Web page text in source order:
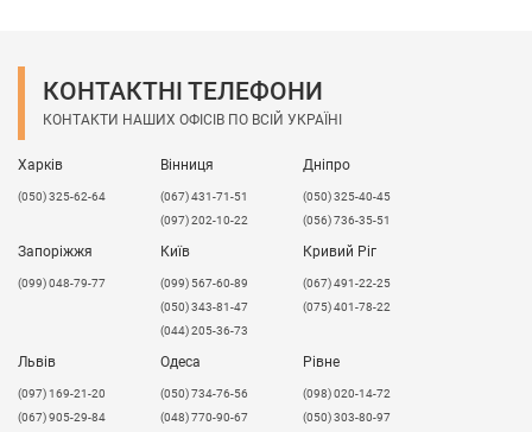
Екструдований акрил придатний для використання в
харчовій промисловості.
КОНТАКТНІ ТЕЛЕФОНИ
КОНТАКТИ НАШИХ ОФІСІВ ПО ВСІЙ УКРАЇНІ
Харків
(050) 325-62-64
Вінниця
(067) 431-71-51
(097) 202-10-22
Дніпро
(050) 325-40-45
(056) 736-35-51
Запоріжжя
(099) 048-79-77
Київ
(099) 567-60-89
(050) 343-81-47
(044) 205-36-73
Кривий Ріг
(067) 491-22-25
(075) 401-78-22
Львів
​(097) 169-21-20
(067) 905-29-84
Одеса
(050) 734-76-56
(048) 770-90-67
Рівне
(098) 020-14-72
(050) 303-80-97